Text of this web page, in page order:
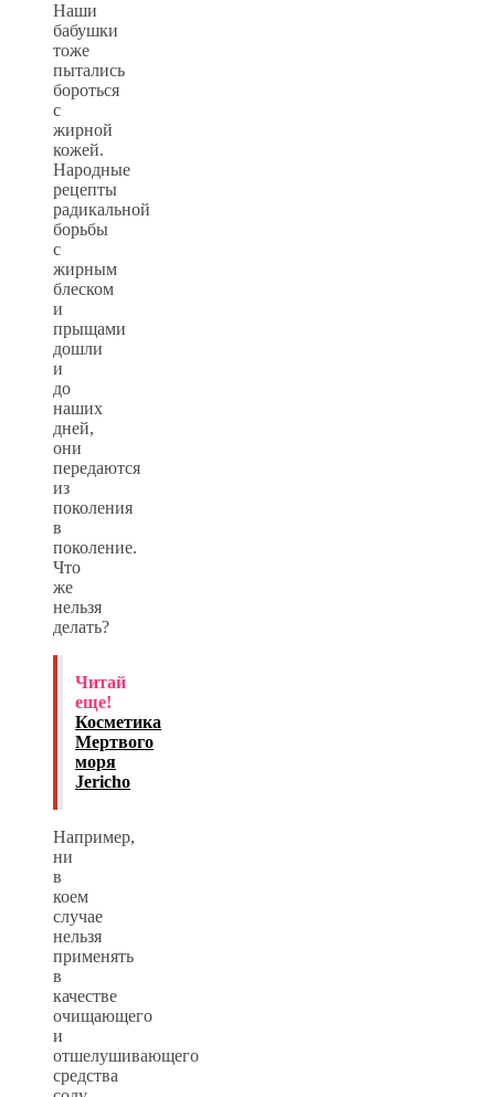
Наши
бабушки
тоже
пытались
бороться
с
жирной
кожей.
Народные
рецепты
радикальной
борьбы
с
жирным
блеском
и
прыщами
дошли
и
до
наших
дней,
они
передаются
из
поколения
в
поколение.
Что
же
нельзя
делать?
Читай
еще!
Косметика
Мертвого
моря
Jericho
Например,
ни
в
коем
случае
нельзя
применять
в
качестве
очищающего
и
отшелушивающего
средства